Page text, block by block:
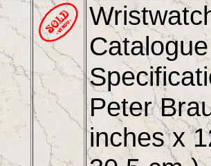
Peter
inches x